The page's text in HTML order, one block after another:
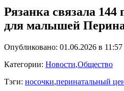
Рязанка связала
для малышей
Опубликовано: 01.06.2026 в 11:57
Категории: Новости,Общество
Тэги: носочки,перинатальный